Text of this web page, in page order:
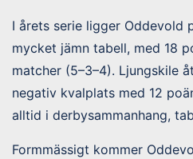
I årets serie ligger Oddevold
mycket jämn tabell, med 18
matcher (5–3–4). Ljungskile
negativ kvalplats med 12
alltid i derbysammanhang,
Formmässigt kommer